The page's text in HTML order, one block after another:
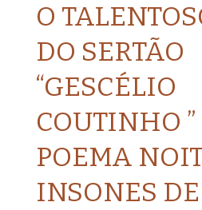
O
DO SERTÃO
“GESCÉLIO
COUTINHO
POEMA
INSONES